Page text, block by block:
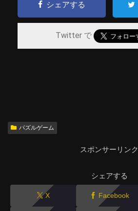
シェアする
Twitter で
パズルゲーム
スポンサーリンク
シェアする
X Facebook